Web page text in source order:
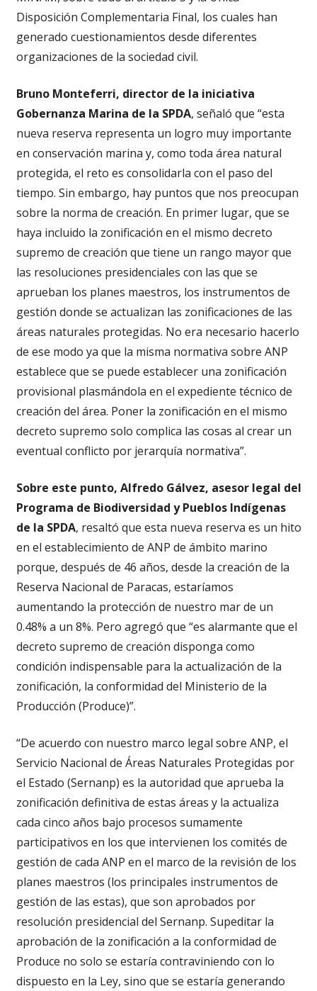
Disposición Complementaria Final, los cuales han
generado cuestionamientos desde diferentes
organizaciones de la sociedad civil.
Bruno Monteferri, director de la iniciativa
Gobernanza Marina de la SPDA, señaló que “esta
nueva reserva representa un logro muy importante
en conservación marina y, como toda área natural
protegida, el reto es consolidarla con el paso del
tiempo. Sin embargo, hay puntos que nos preocupan
sobre la norma de creación. En primer lugar, que se
haya incluido la zonificación en el mismo decreto
supremo de creación que tiene un rango mayor que
las resoluciones presidenciales con las que se
aprueban los planes maestros, los instrumentos de
gestión donde se actualizan las zonificaciones de las
áreas naturales protegidas. No era necesario hacerlo
de ese modo ya que la misma normativa sobre ANP
establece que se puede establecer una zonificación
provisional plasmándola en el expediente técnico de
creación del área. Poner la zonificación en el mismo
decreto supremo solo complica las cosas al crear un
eventual conflicto por jerarquía normativa”.
Sobre este punto, Alfredo Gálvez, asesor legal del
Programa de Biodiversidad y Pueblos Indígenas
de la SPDA, resaltó que esta nueva reserva es un hito
en el establecimiento de ANP de ámbito marino
porque, después de 46 años, desde la creación de la
Reserva Nacional de Paracas, estaríamos
aumentando la protección de nuestro mar de un
0.48% a un 8%. Pero agregó que “es alarmante que el
decreto supremo de creación disponga como
condición indispensable para la actualización de la
zonificación, la conformidad del Ministerio de la
Producción (Produce)”.
“De acuerdo con nuestro marco legal sobre ANP, el
Servicio Nacional de Áreas Naturales Protegidas por
el Estado (Sernanp) es la autoridad que aprueba la
zonificación definitiva de estas áreas y la actualiza
cada cinco años bajo procesos sumamente
participativos en los que intervienen los comités de
gestión de cada ANP en el marco de la revisión de los
planes maestros (los principales instrumentos de
gestión de las estas), que son aprobados por
resolución presidencial del Sernanp. Supeditar la
aprobación de la zonificación a la conformidad de
Produce no solo se estaría contraviniendo con lo
dispuesto en la Ley, sino que se estaría generando